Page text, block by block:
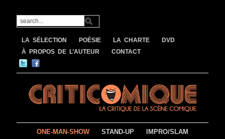
LA SÉLECTION POÉSIE LA CHARTE
DVD
À PROPOS DE L’AUTEUR
CONTACT
ONE-MAN-SHOW STAND-UP
IMPRO/SLAM